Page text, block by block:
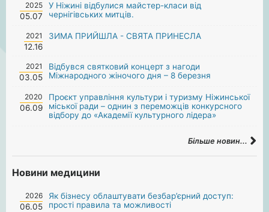
2025
05.07
У Ніжині відбулися майстер-класи від
чернігівських митців.
2021
12.16
ЗИМА ПРИЙШЛА - СВЯТА ПРИНЕСЛА
2021
03.05
Відбувся святковий концерт з нагоди
Міжнародного жіночого дня – 8 березня
2020
06.09
Проєкт управління культури і туризму Ніжинської
міської ради – однин з переможців конкурсного
відбору до «Академії культурного лідера»
Більше новин...
Новини медицини
2026
06.05
Як бізнесу облаштувати безбар’єрний доступ:
прості правила та можливості